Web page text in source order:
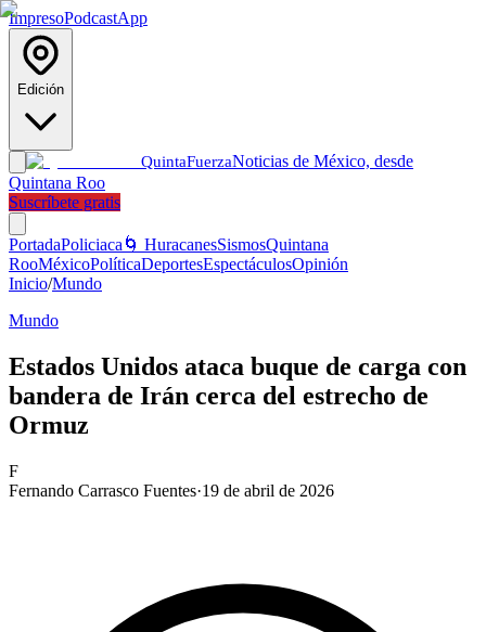
ImpresoPodcastApp
Edición
QuintaFuerzaNoticias de México, desde
Quintana Roo
Suscríbete gratis
PortadaPoliciaca 🌀 HuracanesSismosQuintana
RooMéxicoPolíticaDeportesEspectáculosOpinión
Inicio/Mundo
Mundo
Estados Unidos ataca buque de carga con
bandera de Irán cerca del estrecho de
Ormuz
F
Fernando Carrasco Fuentes·19 de abril de 2026